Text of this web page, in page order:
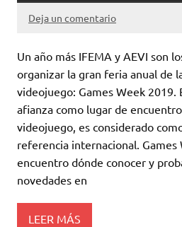
Deja un comentario
Un año más IFEMA y AEVI son
organizar la gran feria anual de
videojuego: Games Week 2019.
afianza como lugar de
videojuego, es considerado
referencia internacional. Games
encuentro dónde conocer y
novedades en
LEER MÁS